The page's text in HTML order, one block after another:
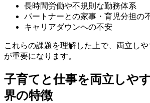
長時間労働や不規則な勤務体系
パートナーとの家事・育児分担の
キャリアダウンへの不安
これらの課題を理解した上で、両立し
が重要になります。
子育てと仕事を両立しや
界の特徴